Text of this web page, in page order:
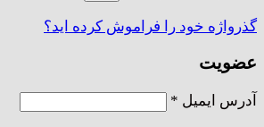
گذرواژه خود را فراموش کرده اید؟
عضویت
آدرس ایمیل *